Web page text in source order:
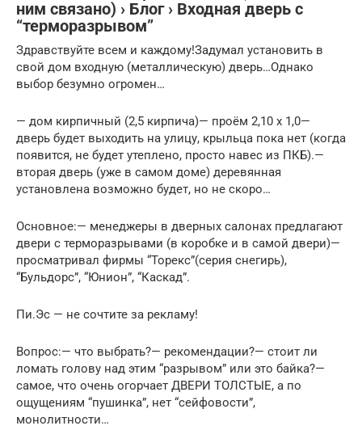
ним связано) › Блог › Входная дверь с
“терморазрывом”
Здравствуйте всем и каждому!Задумал установить в
свой дом входную (металлическую) дверь…Однако
выбор безумно огромен…
— дом кирпичный (2,5 кирпича)— проём 2,10 х 1,0—
дверь будет выходить на улицу, крыльца пока нет (когда
появится, не будет утеплено, просто навес из ПКБ).—
вторая дверь (уже в самом доме) деревянная
установлена возможно будет, но не скоро…
Основное:— менеджеры в дверных салонах предлагают
двери с терморазрывами (в коробке и в самой двери)—
просматривал фирмы “Торекс”(серия снегирь),
“Бульдорс”, “Юнион”, “Каскад”.
Пи.Эс — не сочтите за рекламу!
Вопрос:— что выбрать?— рекомендации?— стоит ли
ломать голову над этим “разрывом” или это байка?—
самое, что очень огорчает ДВЕРИ ТОЛСТЫЕ, а по
ощущениям “пушинка”, нет “сейфовости”,
монолитности…